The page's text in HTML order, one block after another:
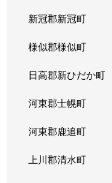
新冠郡新冠町
様似郡様似町
日高郡新ひだか町
河東郡士幌町
河東郡鹿追町
上川郡清水町